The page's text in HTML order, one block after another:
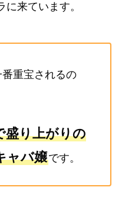
来ています。
重宝されるの
盛り上がりの
ャバ嬢です。